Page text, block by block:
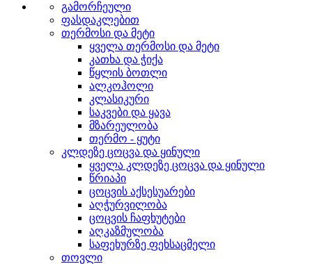
გამორჩეული
ფასდაკლებით
თერმოსი და მეტი
ყველა თერმოსი და მეტი
კათხა და ჭიქა
წყლის ბოთლი
ალკოჰოლი
კლასიკური
საკვები და ყავა
მზარეულობა
თერმო - ყუტი
კლდეზე ცოცვა და ყინული
ყველა კლდეზე ცოცვა და ყინული
წრიაპი
ცოცვის აქსესუარები
აღჭურვილობა
ცოცვის ჩაფხუტები
აღკაზმულობა
საფეხურზე ფეხსაცმელი
თოვლი